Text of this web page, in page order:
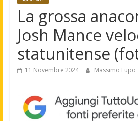
La grossa
Josh Mance
statunitense
11 Novembre 2024 Massimo Lupo